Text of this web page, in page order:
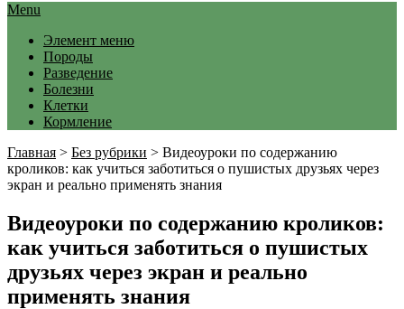
Menu
Элемент меню
Породы
Разведение
Болезни
Клетки
Кормление
Главная > Без рубрики > Видеоуроки по содержанию
кроликов: как учиться заботиться о пушистых друзьях через
экран и реально применять знания
Видеоуроки по содержанию кроликов:
как учиться заботиться о пушистых
друзьях через экран и реально
применять знания